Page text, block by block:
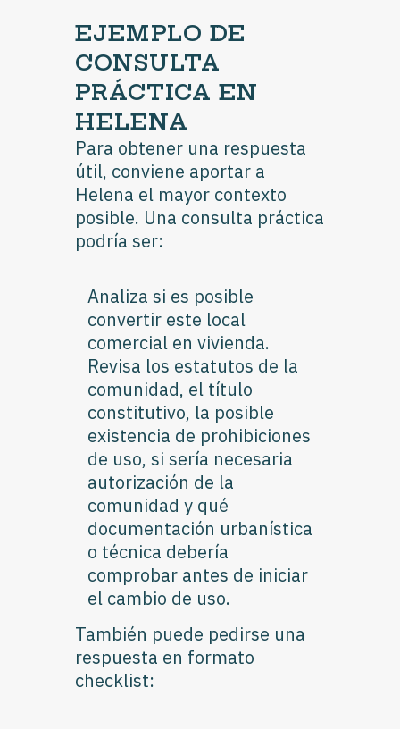
EJEMPLO DE
CONSULTA
PRÁCTICA EN
HELENA
Para obtener una respuesta
útil, conviene aportar a
Helena el mayor contexto
posible. Una consulta práctica
podría ser:
Analiza si es posible
convertir este local
comercial en vivienda.
Revisa los estatutos de la
comunidad, el título
constitutivo, la posible
existencia de prohibiciones
de uso, si sería necesaria
autorización de la
comunidad y qué
documentación urbanística
o técnica debería
comprobar antes de iniciar
el cambio de uso.
También puede pedirse una
respuesta en formato
checklist: